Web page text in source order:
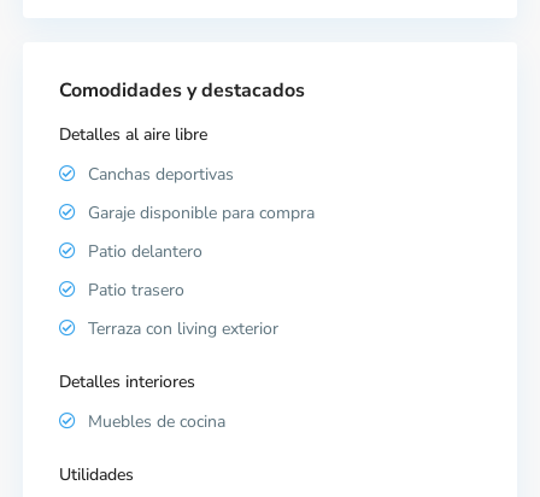
Comodidades y destacados
Detalles al aire libre
Canchas deportivas
Garaje disponible para compra
Patio delantero
Patio trasero
Terraza con living exterior
Detalles interiores
Muebles de cocina
Utilidades